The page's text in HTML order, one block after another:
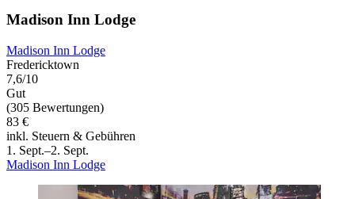
Madison Inn Lodge
Madison Inn Lodge
Fredericktown
7,6/10
Gut
(305 Bewertungen)
83 €
inkl. Steuern & Gebühren
1. Sept.–2. Sept.
Madison Inn Lodge